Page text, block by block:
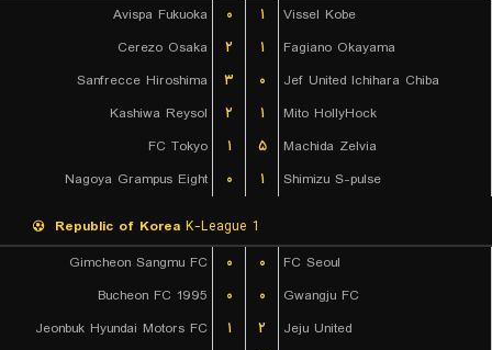
Avispa Fukuoka
۰ ۱
Vissel Kobe
Cerezo Osaka
۲ ۱
Fagiano Okayama
Sanfrecce Hiroshima
۳ ۰
Jef United Ichihara Chiba
Kashiwa Reysol
۲ ۱
Mito HollyHock
FC Tokyo
۱ ۵
Machida Zelvia
Nagoya Grampus Eight
۰ ۱ Shimizu S-pulse
Republic of Korea K-League 1
Gimcheon Sangmu FC
۰ ۰
FC Seoul
Bucheon FC 1995
۰ ۰
Gwangju FC
Jeonbuk Hyundai Motors FC
۱ ۲
Jeju United